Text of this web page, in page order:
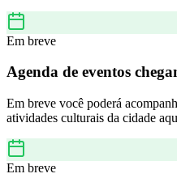
Em breve
Agenda de eventos
Em breve você poderá
atividades culturais da cidade
Em breve